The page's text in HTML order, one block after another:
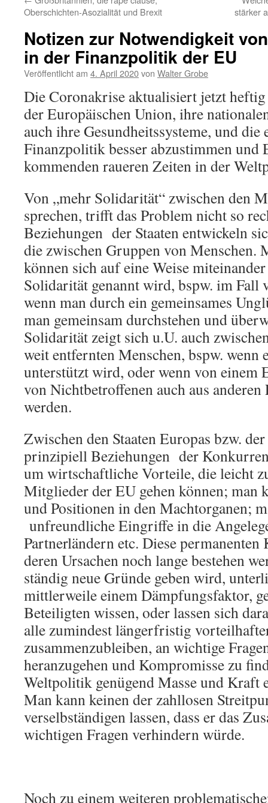
Oberschichten-Asozialität und Brexit
stärker
Notizen zur Notwendigkeit
in der Finanzpolitik der EU
Veröffentlicht am 4. April 2020von Walter Grobe
Die Coronakrise aktualisiert jetzt
der Europäischen Union, ihre
auch ihre Gesundheitssysteme, und die
Finanzpolitik besser abzustimmen und
kommenden raueren Zeiten in der
Von „mehr Solidarität“ zwischen den
sprechen, trifft das Problem nicht so
Beziehungen der Staaten entwickeln
die zwischen Gruppen von Menschen.
können sich auf eine Weise
Solidarität genannt wird, bspw. im
wenn man durch ein gemeinsames
man gemeinsam durchstehen und
Solidarität zeigt sich u.U. auch
weit entfernten Menschen, bspw. wenn
unterstützt wird, oder wenn von einem
von Nichtbetroffenen auch aus
werden.
Zwischen den Staaten Europas bzw.
prinzipiell Beziehungen der
um wirtschaftliche Vorteile, die leicht
Mitglieder der EU gehen können; man
und Positionen in den Machtorganen;
unfreundliche Eingriffe in die
Partnerländern etc. Diese
deren Ursachen noch lange bestehen
ständig neue Gründe geben wird,
mittlerweile einem Dämpfungsfaktor,
Beteiligten wissen, oder lassen sich
alle zumindest längerfristig
zusammenzubleiben, an wichtige
heranzugehen und Kompromisse zu
Weltpolitik genügend Masse und Kraft
Man kann keinen der zahllosen
verselbständigen lassen, dass er das
wichtigen Fragen verhindern würde.
Noch zu einem weiteren